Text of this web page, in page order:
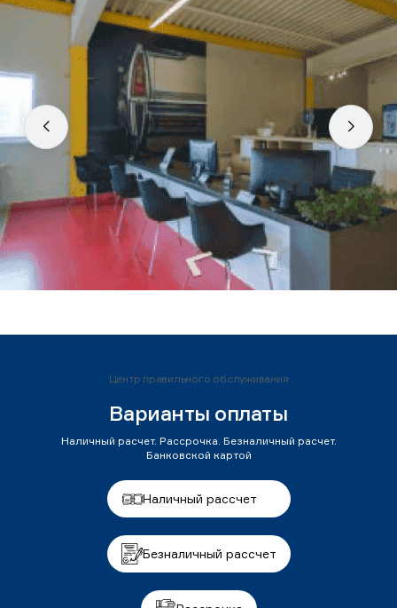
Центр правильного обслуживания
Варианты оплаты
Наличный расчет. Рассрочка. Безналичный расчет.
Банковской картой
Наличный рассчет
Безналичный рассчет